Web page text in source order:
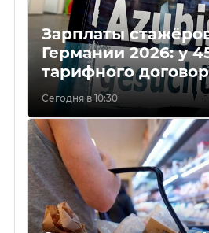
Зарплаты
Германии 2026: у
тарифного
Сегодня в 10:30